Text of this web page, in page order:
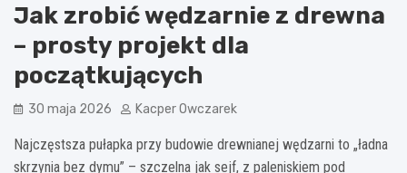
Jak zrobić wędzarnie z drewna
– prosty projekt dla
początkujących
30 maja 2026 Kacper Owczarek
Najczęstsza pułapka przy budowie drewnianej wędzarni to „ładna
skrzynia bez dymu” – szczelna jak sejf, z paleniskiem pod